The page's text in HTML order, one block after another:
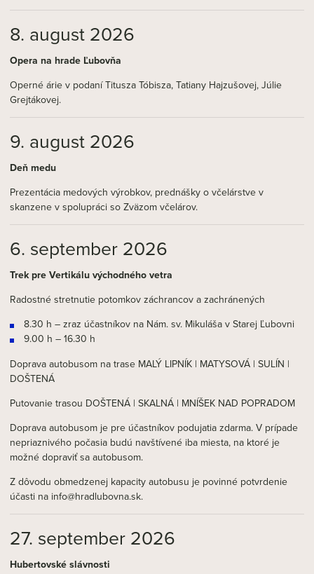
8. august 2026
Opera na hrade Ľubovňa
Operné árie v podaní Titusza Tóbisza, Tatiany Hajzušovej, Júlie
Grejtákovej.
9. august 2026
Deň medu
Prezentácia medových výrobkov, prednášky o včelárstve v
skanzene v spolupráci so Zväzom včelárov.
6. september 2026
Trek pre Vertikálu východného vetra
Radostné stretnutie potomkov záchrancov a zachránených
8.30 h – zraz účastníkov na Nám. sv. Mikuláša v Starej Ľubovni
9.00 h – 16.30 h
Doprava autobusom na trase MALÝ LIPNÍK | MATYSOVÁ | SULÍN |
DOŠTENÁ
Putovanie trasou DOŠTENÁ | SKALNÁ | MNÍŠEK NAD POPRADOM
Doprava autobusom je pre účastníkov podujatia zdarma. V prípade
nepriaznivého počasia budú navštívené iba miesta, na ktoré je
možné dopraviť sa autobusom.
Z dôvodu obmedzenej kapacity autobusu je povinné potvrdenie
účasti na info@hradlubovna.sk.
27. september 2026
Hubertovské slávnosti